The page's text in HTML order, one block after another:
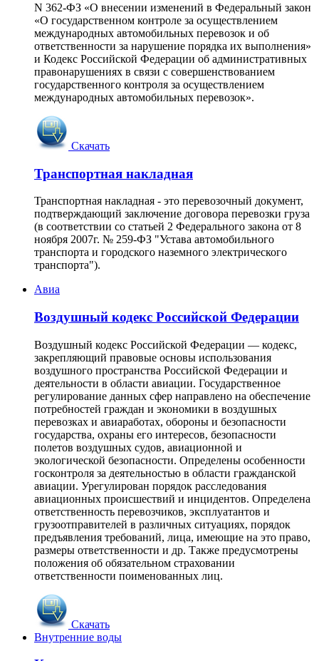
N 362-ФЗ «О внесении изменений в Федеральный закон
«О государственном контроле за осуществлением
международных автомобильных перевозок и об
ответственности за нарушение порядка их выполнения»
и Кодекс Российской Федерации об административных
правонарушениях в связи с совершенствованием
государственного контроля за осуществлением
международных автомобильных перевозок».
Скачать
Транспортная накладная
Транспортная накладная - это перевозочный документ,
подтверждающий заключение договора перевозки груза
(в соответствии со статьей 2 Федерального закона от 8
ноября 2007г. № 259-ФЗ "Устава автомобильного
транспорта и городского наземного электрического
транспорта").
Авиа
Воздушный кодекс Российской Федерации
Воздушный кодекс Российской Федерации — кодекс,
закрепляющий правовые основы использования
воздушного пространства Российской Федерации и
деятельности в области авиации. Государственное
регулирование данных сфер направлено на обеспечение
потребностей граждан и экономики в воздушных
перевозках и авиаработах, обороны и безопасности
государства, охраны его интересов, безопасности
полетов воздушных судов, авиационной и
экологической безопасности. Определены особенности
госконтроля за деятельностью в области гражданской
авиации. Урегулирован порядок расследования
авиационных происшествий и инцидентов. Определена
ответственность перевозчиков, эксплуатантов и
грузоотправителей в различных ситуациях, порядок
предъявления требований, лица, имеющие на это право,
размеры ответственности и др. Также предусмотрены
положения об обязательном страховании
ответственности поименованных лиц.
Скачать
Внутренние воды